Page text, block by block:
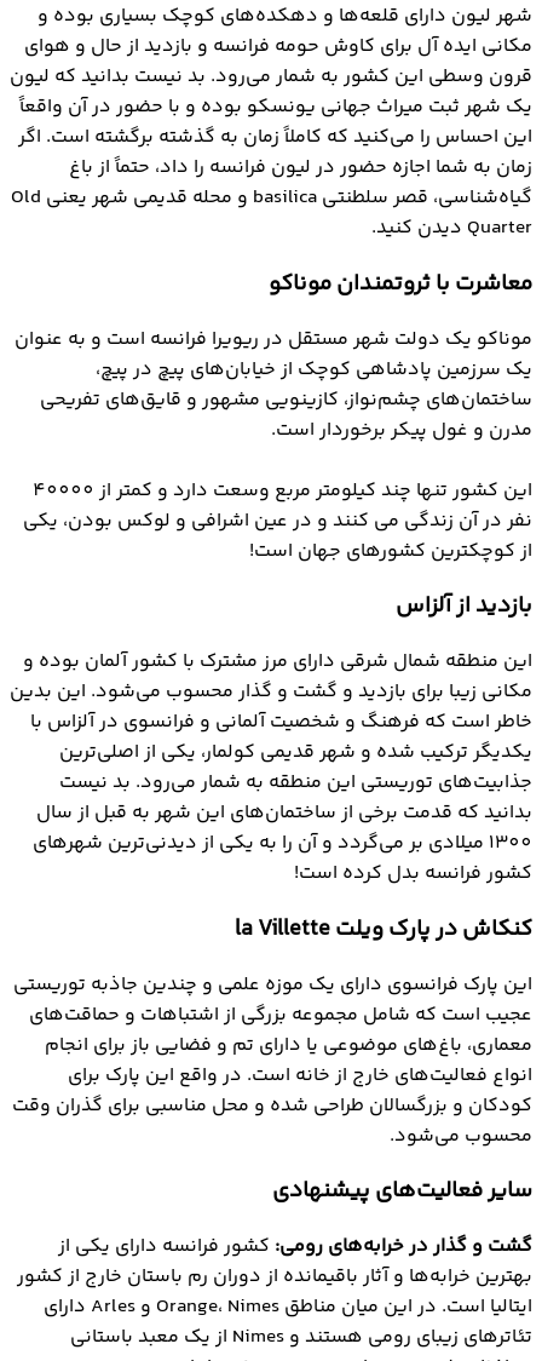
شهر لیون دارای قلعه‌ها و دهکده‌های کوچک بسیاری بوده و
مکانی ایده آل برای کاوش حومه فرانسه و بازدید از حال و هوای
قرون وسطی این کشور به شمار می‌رود. بد نیست بدانید که لیون
یک شهر ثبت میراث جهانی یونسکو بوده و با حضور در آن واقعاً
این احساس را می‌کنید که کاملاً زمان به گذشته برگشته است. اگر
زمان به شما اجازه حضور در لیون فرانسه را داد، حتماً از باغ
گیاه‌شناسی، قصر سلطنتی basilica و محله قدیمی شهر یعنی Old
Quarter دیدن کنید.
معاشرت با ثروتمندان موناکو
موناکو یک دولت شهر مستقل در ریویرا فرانسه است و به عنوان
یک سرزمین پادشاهی کوچک از خیابان‌های پیچ در پیچ،
ساختمان‌های چشم‌نواز، کازینویی مشهور و قایق‌های تفریحی
مدرن و غول پیکر برخوردار است.
این کشور تنها چند کیلومتر مربع وسعت دارد و کمتر از 40000
نفر در آن زندگی می کنند و در عین اشرافی و لوکس بودن، یکی
از کوچکترین کشورهای جهان است!
بازدید از آلزاس
این منطقه شمال شرقی دارای مرز مشترک با کشور آلمان بوده و
مکانی زیبا برای بازدید و گشت و گذار محسوب می‌شود. این بدین
خاطر است که فرهنگ و شخصیت آلمانی و فرانسوی در آلزاس با
یکدیگر ترکیب شده و شهر قدیمی کولمار، یکی از اصلی‌ترین
جذابیت‌های توریستی این منطقه به شمار می‌رود. بد نیست
بدانید که قدمت برخی از ساختمان‌های این شهر به قبل از سال
1300 میلادی بر می‌گردد و آن را به یکی از دیدنی‌ترین شهرهای
کشور فرانسه بدل کرده است!
کنکاش در پارک ویلت la Villette
این پارک فرانسوی دارای یک موزه علمی و چندین جاذبه توریستی
عجیب است که شامل مجموعه بزرگی از اشتباهات و حماقت‌های
معماری، باغ‌های موضوعی یا دارای تم و فضایی باز برای انجام
انواع فعالیت‌های خارج از خانه است. در واقع این پارک برای
کودکان و بزرگسالان طراحی شده و محل مناسبی برای گذران وقت
محسوب می‌شود.
سایر فعالیت‌های پیشنهادی
گشت و گذار در خرابه‌های رومی: کشور فرانسه دارای یکی از
بهترین خرابه‌ها و آثار باقیمانده از دوران رم باستان خارج از کشور
ایتالیا است. در این میان مناطق Orange، Nimes و Arles دارای
تئاترهای زیبای رومی هستند و Nimes از یک معبد باستانی